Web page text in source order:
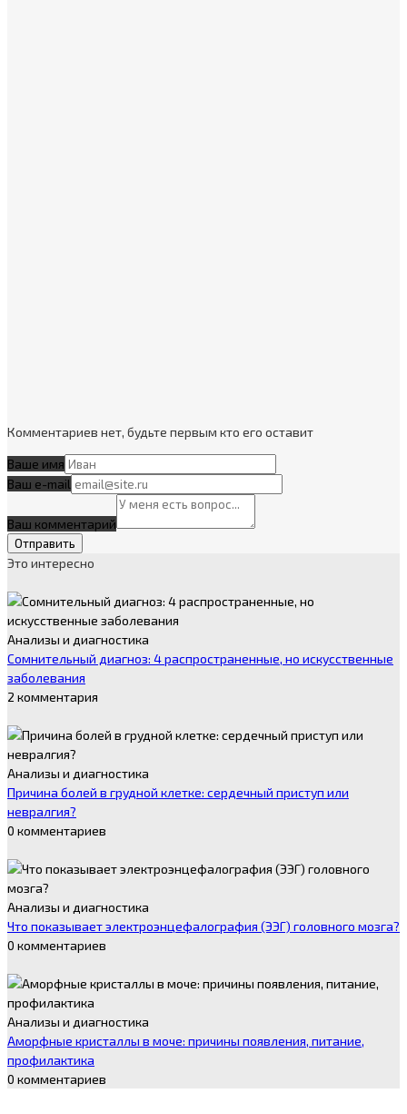
Комментариев нет, будьте первым кто его оставит
Ваше имя
Ваш e-mail
Ваш комментарий
Это интересно
Анализы и диагностика
Сомнительный диагноз: 4 распространенные, но искусственные
заболевания
2 комментария
Анализы и диагностика
Причина болей в грудной клетке: сердечный приступ или
невралгия?
0 комментариев
Анализы и диагностика
Что показывает электроэнцефалография (ЭЭГ) головного мозга?
0 комментариев
Анализы и диагностика
Аморфные кристаллы в моче: причины появления, питание,
профилактика
0 комментариев